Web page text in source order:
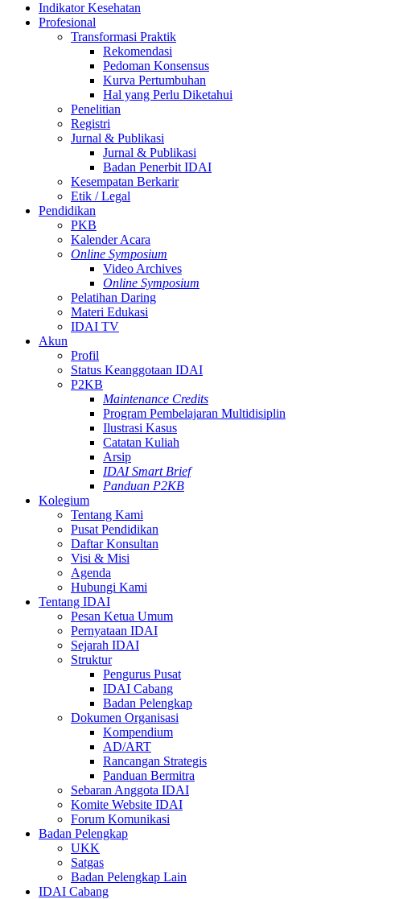
Indikator Kesehatan
Profesional
Transformasi Praktik
Rekomendasi
Pedoman Konsensus
Kurva Pertumbuhan
Hal yang Perlu Diketahui
Penelitian
Registri
Jurnal & Publikasi
Jurnal & Publikasi
Badan Penerbit IDAI
Kesempatan Berkarir
Etik / Legal
Pendidikan
PKB
Kalender Acara
Online Symposium
Video Archives
Online Symposium
Pelatihan Daring
Materi Edukasi
IDAI TV
Akun
Profil
Status Keanggotaan IDAI
P2KB
Maintenance Credits
Program Pembelajaran Multidisiplin
Ilustrasi Kasus
Catatan Kuliah
Arsip
IDAI Smart Brief
Panduan P2KB
Kolegium
Tentang Kami
Pusat Pendidikan
Daftar Konsultan
Visi & Misi
Agenda
Hubungi Kami
Tentang IDAI
Pesan Ketua Umum
Pernyataan IDAI
Sejarah IDAI
Struktur
Pengurus Pusat
IDAI Cabang
Badan Pelengkap
Dokumen Organisasi
Kompendium
AD/ART
Rancangan Strategis
Panduan Bermitra
Sebaran Anggota IDAI
Komite Website IDAI
Forum Komunikasi
Badan Pelengkap
UKK
Satgas
Badan Pelengkap Lain
IDAI Cabang